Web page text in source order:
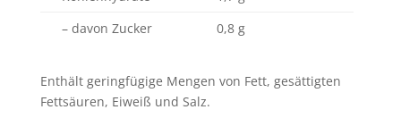
– davon Zucker
0,8 g
Enthält geringfügige Mengen von Fett, gesättigten
Fettsäuren, Eiweiß und Salz.